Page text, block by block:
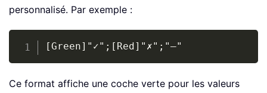
personnalisé. Par exemple :
[Green]"✓";[Red]"✗";"—"
Ce format affiche une coche verte pour les valeurs